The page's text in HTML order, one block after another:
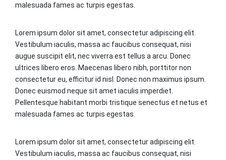
malesuada fames ac turpis egestas.
Lorem ipsum dolor sit amet, consectetur adipiscing elit.
Vestibulum iaculis, massa ac faucibus consequat, nisi
augue suscipit elit, nec viverra est tellus a arcu. Donec
ultrices libero eros. Maecenas libero nibh, porttitor non
consectetur eu, efficitur id nisl. Donec non maximus ipsum.
Donec euismod neque sit amet iaculis imperdiet.
Pellentesque habitant morbi tristique senectus et netus et
malesuada fames ac turpis egestas.
Lorem ipsum dolor sit amet, consectetur adipiscing elit.
Vestibulum iaculis, massa ac faucibus consequat, nisi